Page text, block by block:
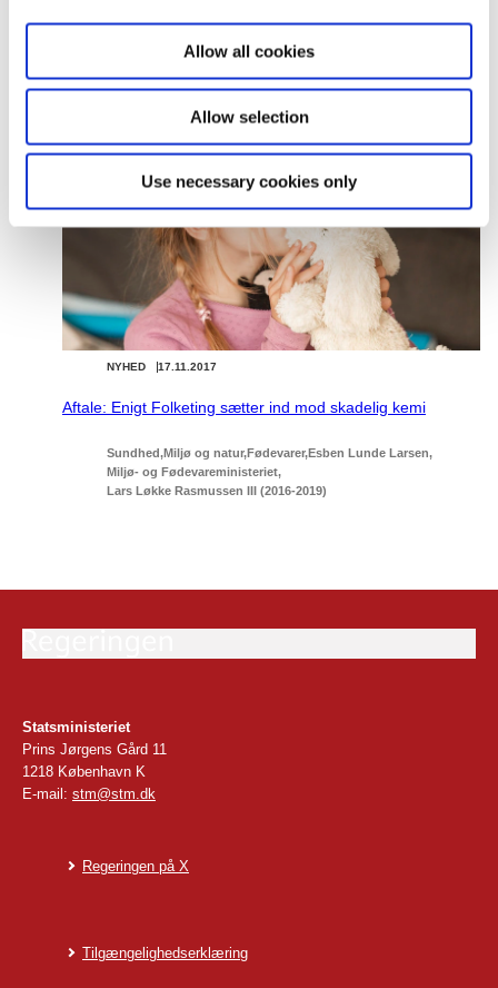
Allow all cookies
Allow selection
Use necessary cookies only
17.11.2017
NYHED
Aftale: Enigt Folketing sætter ind mod skadelig kemi
Sundhed Miljø og natur Fødevarer Esben Lunde Larsen
Miljø- og Fødevareministeriet
Lars Løkke Rasmussen III (2016-2019)
Statsministeriet
Prins Jørgens Gård 11
1218 København K
E-mail: stm@stm.dk
Regeringen på X
Tilgængelighedserklæring